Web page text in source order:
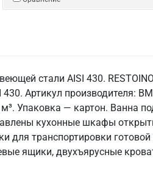
стали AISI 430.
Артикул производителя:
Упаковка — картон. Ванна
кухонные шкафы
для транспортировки
ящики, двухъярусные